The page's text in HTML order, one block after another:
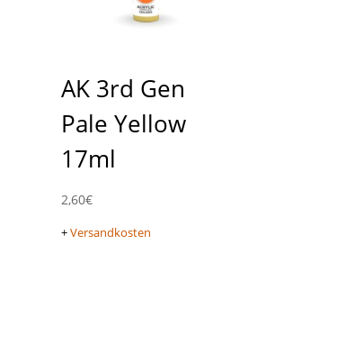
AK 3rd Gen
Pale Yellow
17ml
2,60€
+Versandkosten